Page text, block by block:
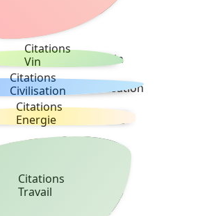
Citations
Vin
Citations
Civilisation
Citations
Energie
Citations
Travail